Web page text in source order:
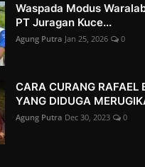
Waspada Modus
PT Juragan Kuce...
Agung Putra Jan 25, 2026 0
CARA CURANG RAFAEL
YANG DIDUGA
Agung Putra Dec 30, 2023 0